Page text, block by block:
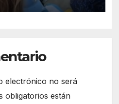
electrónico no será
obligatorios están